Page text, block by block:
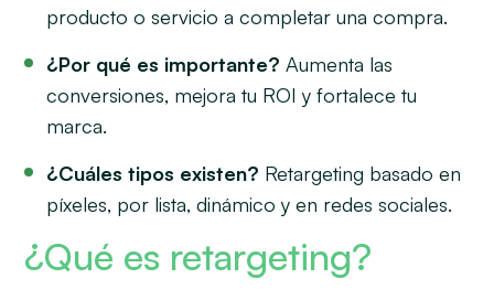
producto o servicio a completar una compra.
¿Por qué es importante? Aumenta las
conversiones, mejora tu ROI y fortalece tu
marca.
¿Cuáles tipos existen? Retargeting basado en
píxeles, por lista, dinámico y en redes sociales.
¿Qué es retargeting?